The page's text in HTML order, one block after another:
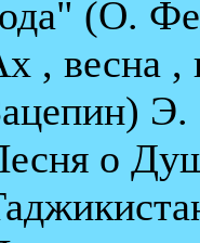
(О.
, весна
Э.
о